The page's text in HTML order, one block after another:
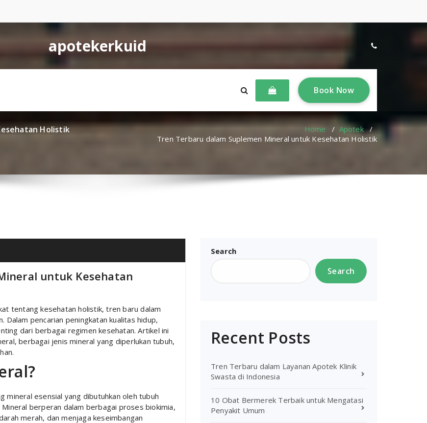
apotekerkuid
Book Now
Holistik Home / Apotek/
Tren Terbaru dalam Suplemen Mineral untuk Kesehatan Holistik
untuk Kesehatan
tentang kesehatan holistik, tren baru dalam
Dalam pencarian peningkatan kualitas hidup,
dari berbagai regimen kesehatan. Artikel ini
berbagai jenis mineral yang diperlukan tubuh,
mineral esensial yang dibutuhkan oleh tubuh
berperan dalam berbagai proses biokimia,
merah, dan menjaga keseimbangan
Search
Search
Recent Posts
Tren Terbaru dalam Layanan Apotek Klinik
Swasta di Indonesia
10 Obat Bermerek Terbaik untuk Mengatasi
Penyakit Umum